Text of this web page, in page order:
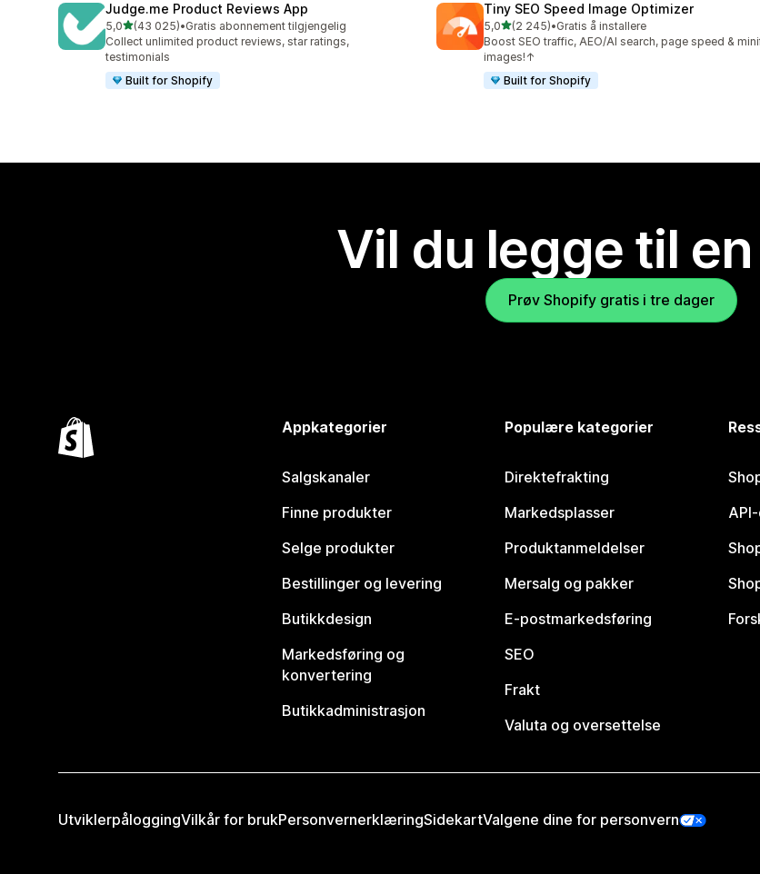
Judge.me Product Reviews App
5,0av 5 stjerner
(43 025)
Totalt 43025 omtaler
•Gratis abonnement tilgjengelig
Collect unlimited product reviews, star ratings,
testimonials
Built for Shopify
Tiny SEO Speed Image Optimizer
5,0av 5 stjerner
(2 245)
Totalt 2245 omtaler
•Gratis å installere
Boost SEO traffic, AEO/AI search, page speed &
images!↑
Built for Shopify
Vil du legge til
Prøv Shopify gratis i tre dager
Appkategorier
Salgskanaler
Finne produkter
Selge produkter
Bestillinger og levering
Butikkdesign
Markedsføring og
konvertering
Butikkadministrasjon
Populære kategorier
Direktefrakting
Markedsplasser
Produktanmeldelser
Mersalg og pakker
E-postmarkedsføring
SEO
Frakt
Valuta og oversettelse
UtviklerpåloggingVilkår for brukPersonvernerklæringSidekartValgene dine for personvern